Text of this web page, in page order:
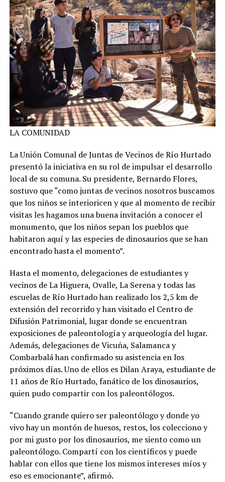
LA COMUNIDAD
La Unión Comunal de Juntas de Vecinos de Río Hurtado
presentó la iniciativa en su rol de impulsar el desarrollo
local de su comuna. Su presidente, Bernardo Flores,
sostuvo que “como juntas de vecinos nosotros buscamos
que los niños se interioricen y que al momento de recibir
visitas les hagamos una buena invitación a conocer el
monumento, que los niños sepan los pueblos que
habitaron aquí y las especies de dinosaurios que se han
encontrado hasta el momento”.
Hasta el momento, delegaciones de estudiantes y
vecinos de La Higuera, Ovalle, La Serena y todas las
escuelas de Río Hurtado han realizado los 2,5 km de
extensión del recorrido y han visitado el Centro de
Difusión Patrimonial, lugar donde se encuentran
exposiciones de paleontología y arqueología del lugar.
Además, delegaciones de Vicuña, Salamanca y
Combarbalá han confirmado su asistencia en los
próximos días. Uno de ellos es Dilan Araya, estudiante de
11 años de Río Hurtado, fanático de los dinosaurios,
quien pudo compartir con los paleontólogos.
“Cuando grande quiero ser paleontólogo y donde yo
vivo hay un montón de huesos, restos, los colecciono y
por mi gusto por los dinosaurios, me siento como un
paleontólogo. Compartí con los científicos y puede
hablar con ellos que tiene los mismos intereses míos y
eso es emocionante”, afirmó.